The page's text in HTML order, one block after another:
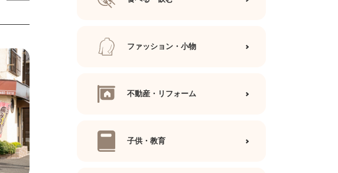
ファッション・小物
不動産・リフォーム
子供・教育